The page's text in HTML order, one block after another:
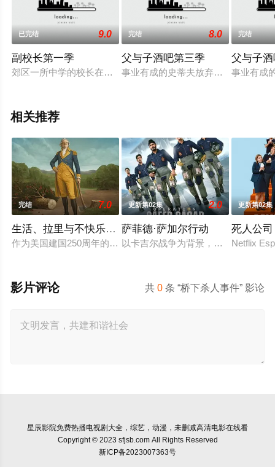
情网等平台了解。
已完结 9.0
副校长第一季
郊区一所中学的校长在供职多年后终于卸任，雄心勃勃的副校长
完结 8.0
父与子酒吧第三季
事业有成的史蒂夫放弃了自己纽约律
完结
父与子
事业有成
相关推荐
完结 7.0
生活、拉里与不快乐的追求：一部美国史
作为美国建国250周年的献礼，该剧以拉里·大卫标志性的冷幽
更新第02集 2.0
萨菲德·萨加尔行动
以卡吉尔战争为背景，《白沙行动》
更新第02集
死人公
Netflix
共0 条 “桥下杀人事件” 影论
影片评论
星辰影院免费热播电视剧大全，综艺，动漫，未删减高清电影在线看
Copyright © 2023 sfjsb.com All Rights Reserved
新ICP备2023007363号